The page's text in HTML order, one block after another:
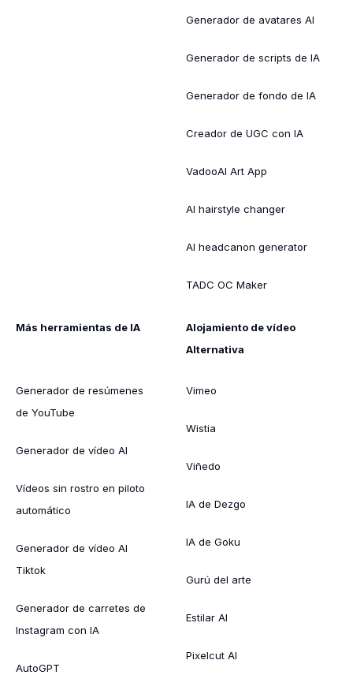
Generador de avatares AI
Generador de scripts de IA
Generador de fondo de IA
Creador de UGC con IA
VadooAI Art App
AI hairstyle changer
AI headcanon generator
TADC OC Maker
Más herramientas de IA
Generador de resúmenes
de YouTube
Generador de vídeo AI
Vídeos sin rostro en piloto
automático
Generador de vídeo AI
Tiktok
Generador de carretes de
Instagram con IA
AutoGPT
Alojamiento de vídeo
Alternativa
Vimeo
Wistia
Viñedo
IA de Dezgo
IA de Goku
Gurú del arte
Estilar AI
Pixelcut AI